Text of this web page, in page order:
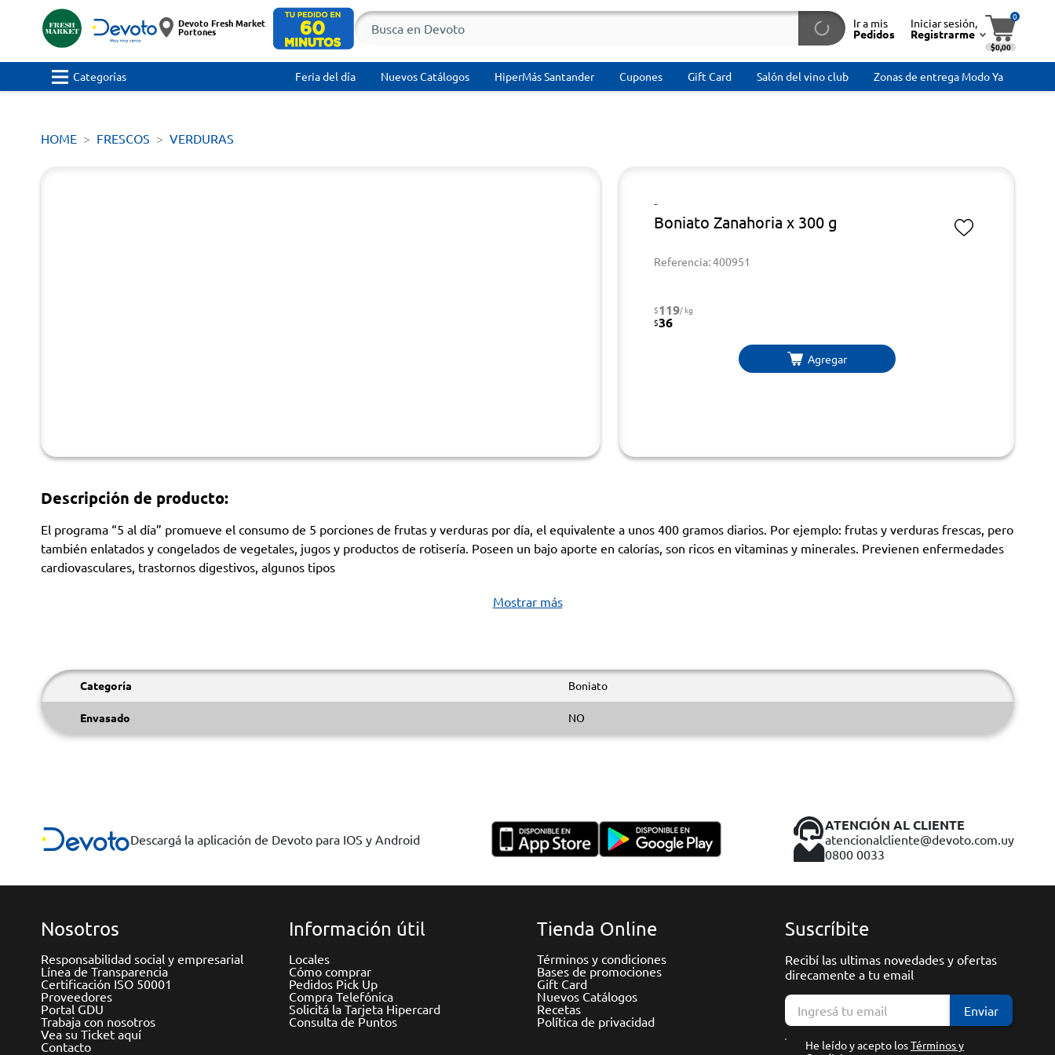
Devoto Fresh Market
Portones
Ir a mis
Pedidos
Iniciar sesión,
Registrarme
0
$0,00
Categorías Feria del día Nuevos Catálogos HiperMás Santander Cupones Gift Card Salón del vino club Zonas de entrega Modo Ya
HOME FRESCOS VERDURAS
-
Boniato Zanahoria x 300 g
Referencia: 400951
$119/ kg
$36
Agregar
Descripción de producto:
El programa “5 al día” promueve el consumo de 5 porciones de frutas y verduras por día, el equivalente a unos 400 gramos diarios. Por ejemplo: frutas y verduras frescas, pero
también enlatados y congelados de vegetales, jugos y productos de rotisería. Poseen un bajo aporte en calorías, son ricos en vitaminas y minerales. Previenen enfermedades
cardiovasculares, trastornos digestivos, algunos tipos
Mostrar más
Categoría Boniato
Envasado NO
Descargá la aplicación de Devoto para IOS y Android
ATENCIÓN AL CLIENTE
atencionalcliente@devoto.com.uy
0800 0033
Nosotros
Responsabilidad social y empresarial
Línea de Transparencia
Certificación ISO 50001
Proveedores
Portal GDU
Trabaja con nosotros
Vea su Ticket aquí
Contacto
Información útil
Locales
Cómo comprar
Pedidos Pick Up
Compra Telefónica
Solicitá la Tarjeta Hipercard
Consulta de Puntos
Tienda Online
Términos y condiciones
Bases de promociones
Gift Card
Nuevos Catálogos
Recetas
Política de privacidad
Suscríbite
Recibí las ultimas novedades y ofertas
direcamente a tu email
Enviar
He leído y acepto losTérminos y